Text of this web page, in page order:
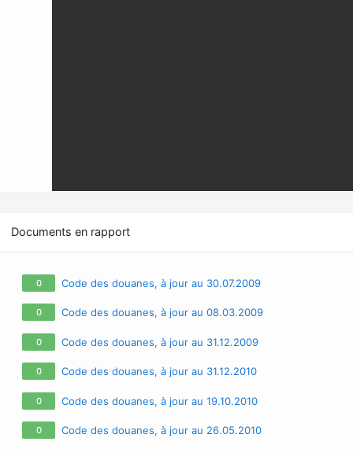
Documents en rapport
0 Code des douanes, à jour au 30.07.2009
0 Code des douanes, à jour au 08.03.2009
0 Code des douanes, à jour au 31.12.2009
0 Code des douanes, à jour au 31.12.2010
0 Code des douanes, à jour au 19.10.2010
0 Code des douanes, à jour au 26.05.2010